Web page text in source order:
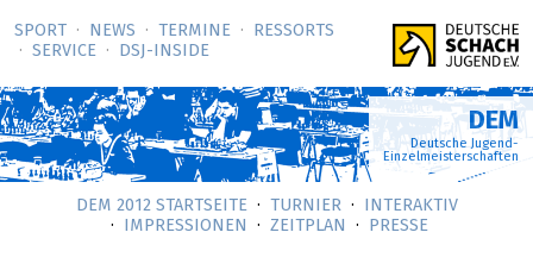
SPORT NEWS TERMINE
RESSORTS
SERVICE
DSJ-­INSIDE
DEM
Deutsche Jugend-
Einzelmeisterschaften
DEM 2012 STARTSEITE TURNIER
INTERAKTIV
IMPRESSIONEN
ZEITPLAN PRESSE